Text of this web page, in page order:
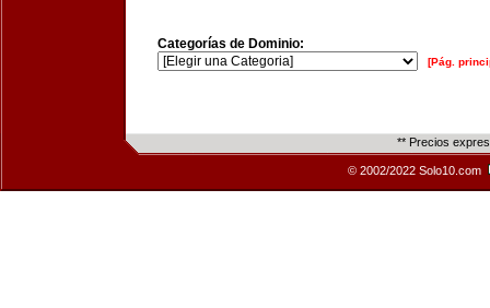
Categorías de Dominio:
[Pág.
** Precios
© 2002/2022 Solo10.com